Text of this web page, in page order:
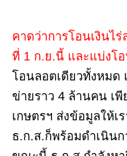
คาดว่าการโอนเงินไ
ที่ 1 ก.ย.นี้ และแบ่งโ
โอนลอตเดียวทั้งหมด
ข่ายราว 4 ล้านคน เ
เกษตรฯ ส่งข้อมูลให้เ
ธ.ก.ส.ก็พร้อมดำเนิน